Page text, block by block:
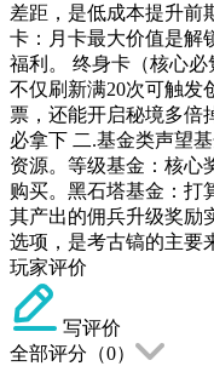
差距，是低成本提升前
卡：月卡最大价值是解
福利。 终身卡（核心必
不仅刷新满20次可触发
票，还能开启秘境多倍
必拿下 二.基金类声望
资源。等级基金：核心
购买。黑石塔基金：打
其产出的佣兵升级奖励
选项，是考古镐的主要
玩家评价
写评价
全部评分（0）